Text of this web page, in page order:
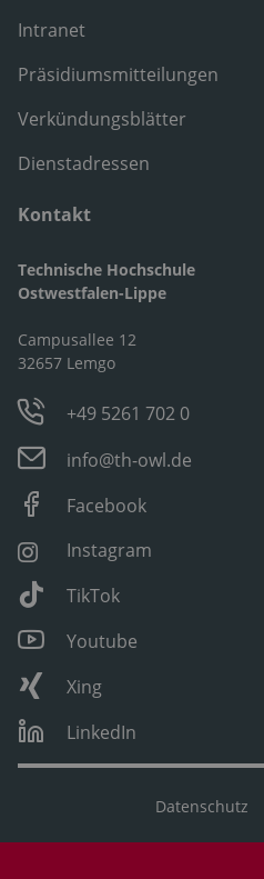
Intranet
Präsidiumsmitteilungen
Verkündungsblätter
Dienstadressen
Kontakt
Technische Hochschule
Ostwestfalen-Lippe
Campusallee 12
32657 Lemgo
+49 5261 702 0
info@th-owl.de
Facebook
Instagram
TikTok
Youtube
Xing
LinkedIn
Datenschutz